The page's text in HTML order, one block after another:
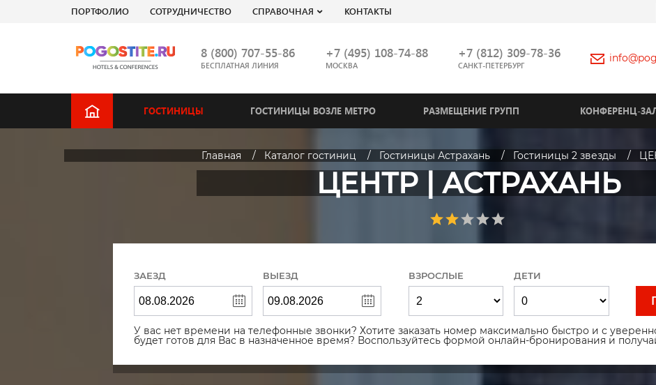
ПОРТФОЛИО СОТРУДНИЧЕСТВО СПРАВОЧНАЯ КОНТАКТЫ
8 (800) 707-55-86
БЕСПЛАТНАЯ ЛИНИЯ
+7 (495) 108-74-88
МОСКВА
+7 (812) 309-78-36
САНКТ-ПЕТЕРБУРГ
ГОСТИНИЦЫ ГОСТИНИЦЫ ВОЗЛЕ МЕТРО РАЗМЕЩЕНИЕ ГРУПП КОНФЕРЕНЦ-
Главная Каталог гостиниц Гостиницы Астрахань Гостиницы 2 звезды
ЦЕНТР | АСТРАХАНЬ
ЗАЕЗД ВЫЕЗД ВЗРОСЛЫЕ ДЕТИ
У вас нет времени на телефонные звонки? Хотите заказать номер максимально быстро и с
будет готов для Вас в назначенное время? Воспользуйтесь формой онлайн-бронирования и